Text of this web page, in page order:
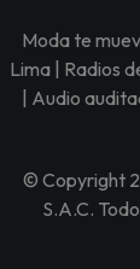
Moda te
Lima | Radios
| Audio
© Copyright
S.A.C.